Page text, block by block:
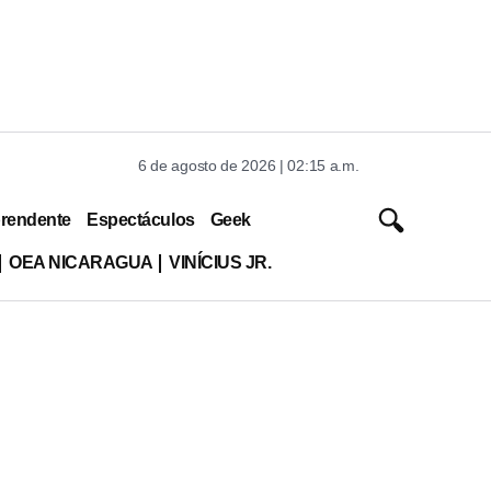
6 de agosto de 2026 | 02:15 a.m.
Espectáculos Geek
OEA NICARAGUA VINÍCIUS JR.